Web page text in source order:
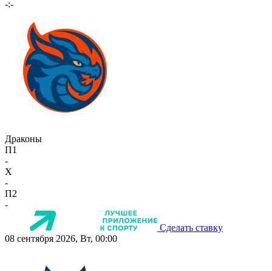
-:-
Драконы
П1
-
X
-
П2
-
Сделать ставку
08 сентября 2026, Вт, 00:00